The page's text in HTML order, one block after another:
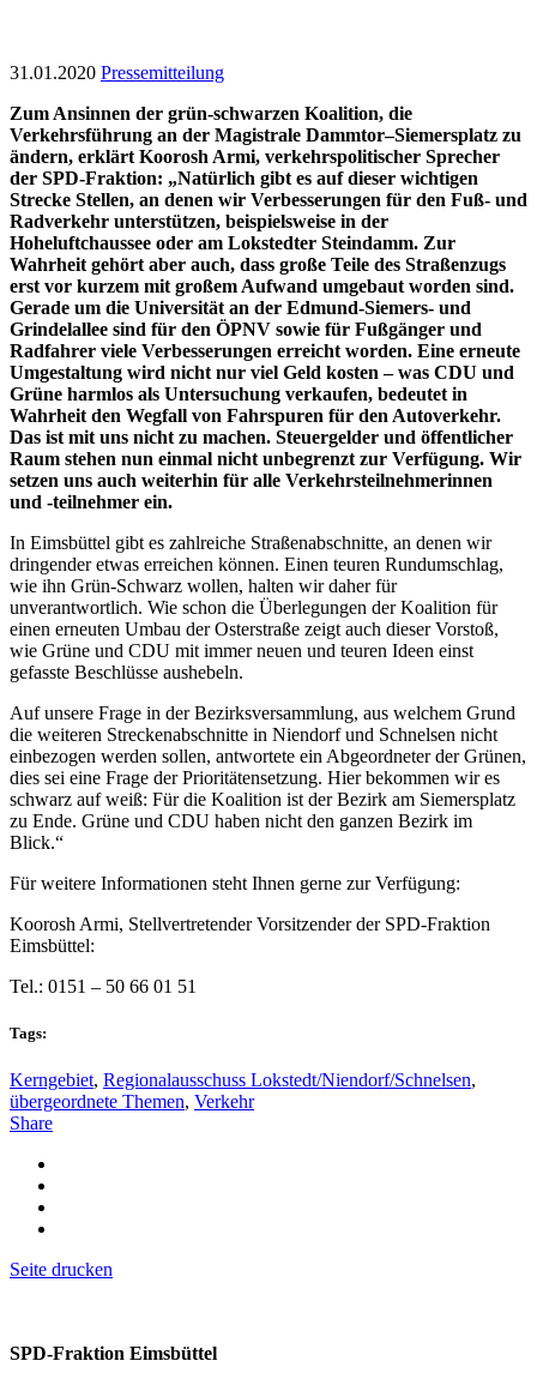
31.01.2020 Pressemitteilung
Zum Ansinnen der grün-schwarzen Koalition, die
Verkehrsführung an der Magistrale Dammtor–Siemersplatz zu
ändern, erklärt Koorosh Armi, verkehrspolitischer Sprecher
der SPD-Fraktion: „Natürlich gibt es auf dieser wichtigen
Strecke Stellen, an denen wir Verbesserungen für den Fuß- und
Radverkehr unterstützen, beispielsweise in der
Hoheluftchaussee oder am Lokstedter Steindamm. Zur
Wahrheit gehört aber auch, dass große Teile des Straßenzugs
erst vor kurzem mit großem Aufwand umgebaut worden sind.
Gerade um die Universität an der Edmund-Siemers- und
Grindelallee sind für den ÖPNV sowie für Fußgänger und
Radfahrer viele Verbesserungen erreicht worden. Eine erneute
Umgestaltung wird nicht nur viel Geld kosten – was CDU und
Grüne harmlos als Untersuchung verkaufen, bedeutet in
Wahrheit den Wegfall von Fahrspuren für den Autoverkehr.
Das ist mit uns nicht zu machen. Steuergelder und öffentlicher
Raum stehen nun einmal nicht unbegrenzt zur Verfügung. Wir
setzen uns auch weiterhin für alle Verkehrsteilnehmerinnen
und -teilnehmer ein.
In Eimsbüttel gibt es zahlreiche Straßenabschnitte, an denen wir
dringender etwas erreichen können. Einen teuren Rundumschlag,
wie ihn Grün-Schwarz wollen, halten wir daher für
unverantwortlich. Wie schon die Überlegungen der Koalition für
einen erneuten Umbau der Osterstraße zeigt auch dieser Vorstoß,
wie Grüne und CDU mit immer neuen und teuren Ideen einst
gefasste Beschlüsse aushebeln.
Auf unsere Frage in der Bezirksversammlung, aus welchem Grund
die weiteren Streckenabschnitte in Niendorf und Schnelsen nicht
einbezogen werden sollen, antwortete ein Abgeordneter der Grünen,
dies sei eine Frage der Prioritätensetzung. Hier bekommen wir es
schwarz auf weiß: Für die Koalition ist der Bezirk am Siemersplatz
zu Ende. Grüne und CDU haben nicht den ganzen Bezirk im
Blick.“
Für weitere Informationen steht Ihnen gerne zur Verfügung:
Koorosh Armi, Stellvertretender Vorsitzender der SPD-Fraktion
Eimsbüttel:
Tel.: 0151 – 50 66 01 51
Tags:
Kerngebiet, Regionalausschuss Lokstedt/Niendorf/Schnelsen,
übergeordnete Themen, Verkehr
Share
Seite drucken
SPD-Fraktion Eimsbüttel